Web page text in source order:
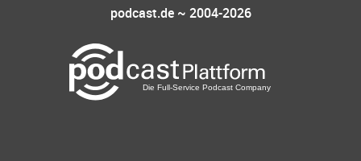
podcast.de ~ 2004-2026